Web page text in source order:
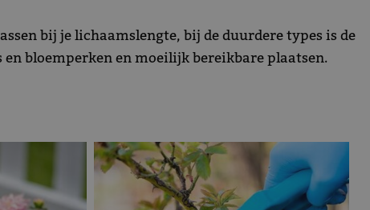
bij je lichaamslengte, bij de duurdere types is de
bloemperken en moeilijk bereikbare plaatsen.